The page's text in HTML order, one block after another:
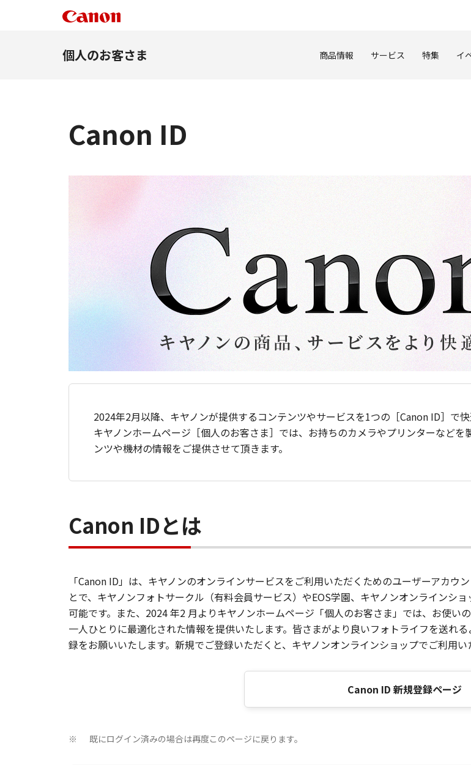
個人のお客さま 商品情報 サービス 特集 イ
Canon ID
2024年2月以降、キヤノンが提供するコンテンツやサービスを1つの［Canon ID］で
キヤノンホームページ［個人のお客さま］では、お持ちのカメラやプリンターなど
ンツや機材の情報をご提供させて頂きます。
Canon IDとは
「Canon ID」は、キヤノンのオンラインサービスをご利用いただくためのユーザーアカ
とで、キヤノンフォトサークル（有料会員サービス）やEOS学園、キヤノンオンラインシ
可能です。また、2024 年2 月よりキヤノンホームページ「個人のお客さま」では、お使い
一人ひとりに最適化された情報を提供いたします。皆さまがより良いフォトライフを送れ
録をお願いいたします。新規でご登録いただくと、キヤノンオンラインショップでご利用い
Canon ID 新規登録ページ
※ 既にログイン済みの場合は再度このページに戻ります。